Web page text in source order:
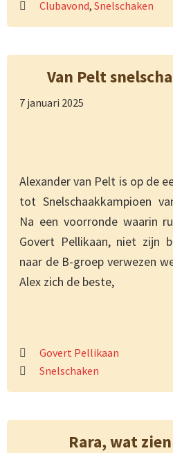
Clubavond, Snelschaken
Van Pelt
7 januari 2025
Alexander van Pelt is op de
tot Snelschaakkampioen
Na een voorronde waarin
Govert Pellikaan, niet zijn
naar de B-groep verwezen
Alex zich de beste,
Govert Pellikaan
Snelschaken
Rara, wat